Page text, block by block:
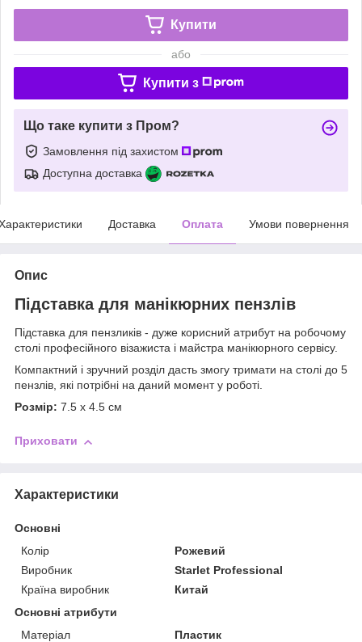
Купити
або
Купити з
Що таке купити з Пром?
Замовлення під захистом
Доступна доставка
Доставка Оплата Умови повернення
Опис
Підставка для манікюрних пензлів
Підставка для пензликів - дуже корисний атрибут на робочому
столі професійного візажиста і майстра манікюрного сервісу.
Компактний і зручний розділ дасть змогу тримати на столі до 5
пензлів, які потрібні на даний момент у роботі.
Розмір: 7.5 х 4.5 см
Приховати
Характеристики
Основні
Колір
Рожевий
Виробник
Starlet Professional
Країна виробник
Китай
Основні атрибути
Матеріал
Пластик